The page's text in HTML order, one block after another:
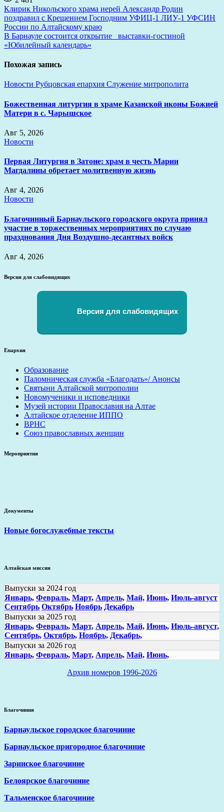
Навигация
по
записям
Клирик Никольского храма иерей Александр Родин
поздравил с Крещением Господним УФИЦ-1 ЛИУ-1 УФСИН
России по Алтайскому краю
В Барнауле состоится открытие выставки-гостиной
«Юбилейный календарь»
Похожая запись
Новости Рубцовская епархия Служение митрополита
Божественная литургия в храме Казанской иконы Божией
Матери в с. Чарышское
Авг 5, 2026
Новости
Первая Литургия в Затоне: храм в честь Марии
Магдалины обретает молитвенную жизнь
Авг 4, 2026
Новости
Благочинный Барнаульского городского округа принял
участие в торжественных мероприятиях по случаю
празднования Дня Воздушно-десантных войск
Авг 4, 2026
Версия для слабовидящих
Версия для слабовидящих
Епархия
Образование
Паломническая служба «Благодать»/ Анонсы
Святыни Алтайской митрополии
Новомученики и исповедники
Музей истории Православия на Алтае
Алтайское отделение ИППО
ВРНС
Союз православных женщин
Мероприятия
Документы
Новые богослужебные тексты
Алтайская миссия
Выпуски за 2024 год
Январь, Февраль, Март, Апрель, Май, Июнь, Июль-август
Сентябрь Октябрь Ноябрь Декабрь
Выпуски за 2025 год
Январь, Февраль, Март, Апрель, Май, Июнь, Июль-август,
Сентябрь, Октябрь, Ноябрь, Декабрь,
Выпуски за 2026 год
Январь, Февраль, Март, Апрель, Май, Июнь,
Архив номеров 1996-2026
Благочиния
Барнаульское городское благочиние
Барнаульское пригородное благочиние
Заринское благочиние
Белоярское благочиние
Тальменское благочиние